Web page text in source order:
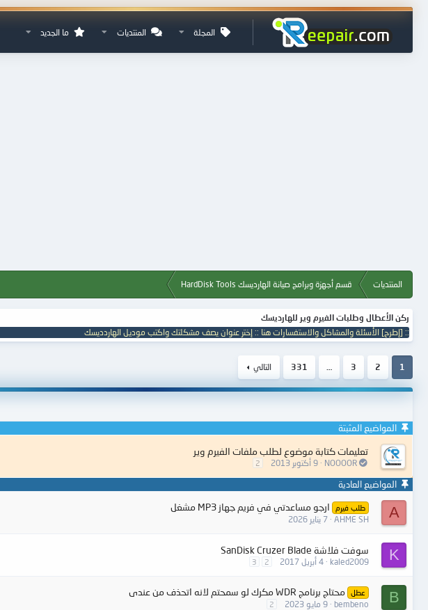
المجلة المنتديات ما الجديد
المنتديات قسم أجهزة وبرامج صيانة الهارديسك HardDisk Tools
ركن الأعطال وطلبات الفيرم وير للهارديسك
:: [إطرح] الأسئلة والمشاكل والاستفسارات هنا :: إختر عنوان يصف مشكلتك واكتب موديل الهاردديسك
1
2
3
…
331 التالي
المواضيع المثبتة
تعليمات كتابة موضوع لطلب ملفات الفيرم وير
NOOOOR 9 أكتوبر 2013 2
المواضيع العادية
A طلب فيرم ارجو مساعدتي في فريم جهاز MP3 مشغل
AHME SH 7 يناير 2026
K سوفت فلاشة SanDisk Cruzer Blade
kaled2009 4 أبريل 2017 2
3
B عطل محتاج برنامج WDR مكرك لو سمحتم لانه اتحذف من عندى
bembeno 9 مايو 2023 2